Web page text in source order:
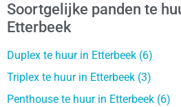
Soortgelijke panden te
Etterbeek
Duplex te huur in Etterbeek (6)
Triplex te huur in Etterbeek (3)
Penthouse te huur in Etterbeek (6)